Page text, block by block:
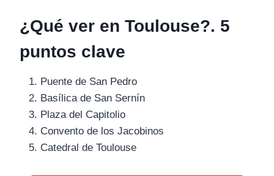
¿Qué ver en Toulouse?. 5
puntos clave
Puente de San Pedro
Basílica de San Sernín
Plaza del Capitolio
Convento de los Jacobinos
Catedral de Toulouse